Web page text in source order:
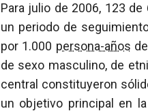
Para julio de 2006, 123
un periodo de
por 1.000 persona-años
de sexo masculino, de
central constituyeron
un objetivo principal en